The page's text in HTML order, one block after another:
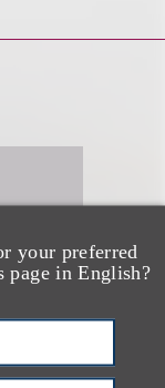
your preferred
page in English?